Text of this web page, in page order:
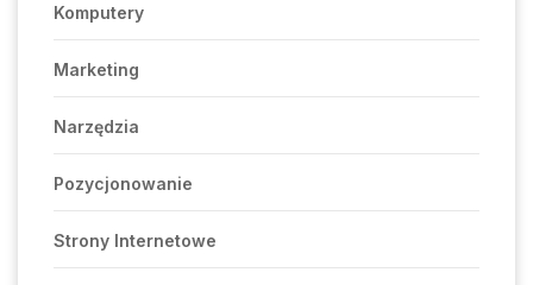
Komputery
Marketing
Narzędzia
Pozycjonowanie
Strony Internetowe